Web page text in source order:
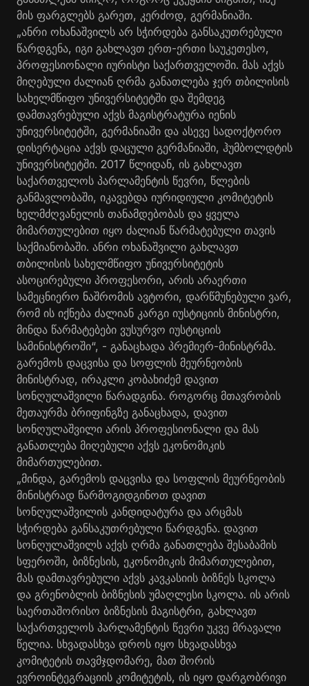
მის ფარგლებს გარეთ, კერძოდ, გერმანიაში.
„ანრი ოხანაშვილს არ სჭირდება განსაკუთრებული
წარდგენა, იგი გახლავთ ერთ-ერთი საუკეთესო,
პროფესიონალი იურისტი საქართველოში. მას აქვს
მიღებული ძალიან ღრმა განათლება ჯერ თბილისის
სახელმწიფო უნივერსიტეტში და შემდეგ
დამთავრებული აქვს მაგისტრატურა იენის
უნივერსიტეტში, გერმანიაში და ასევე სადოქტორო
დისერტაცია აქვს დაცული გერმანიაში, ჰუმბოლდტის
უნივერსიტეტში. 2017 წლიდან, ის გახლავთ
საქართველოს პარლამენტის წევრი, წლების
განმავლობაში, იკავებდა იურიდიული კომიტეტის
ხელმძღვანელის თანამდებობას და ყველა
მიმართულებით იყო ძალიან წარმატებული თავის
საქმიანობაში. ანრი ოხანაშვილი გახლავთ
თბილისის სახელმწიფო უნივერსიტეტის
ასოცირებული პროფესორი, არის არაერთი
სამეცნიერო ნაშრომის ავტორი, დარწმუნებული ვარ,
რომ ის იქნება ძალიან კარგი იუსტიციის მინისტრი,
მინდა წარმატებები ვუსურვო იუსტიციის
სამინისტროში“, - განაცხადა პრემიერ-მინისტრმა.
გარემოს დაცვისა და სოფლის მეურნეობის
მინისტრად, ირაკლი კობახიძემ დავით
სონღულაშვილი წარადგინა. როგორც მთავრობის
მეთაურმა ბრიფინგზე განაცხადა, დავით
სონღულაშვილი არის პროფესიონალი და მას
განათლება მიღებული აქვს ეკონომიკის
მიმართულებით.
„მინდა, გარემოს დაცვისა და სოფლის მეურნეობის
მინისტრად წარმოგიდგინოთ დავით
სონღულაშვილის კანდიდატურა და არცმას
სჭირდება განსაკუთრებული წარდგენა. დავით
სონღულაშვილს აქვს ღრმა განათლება შესაბამის
სფეროში, ბიზნესის, ეკონომიკის მიმართულებით,
მას დამთავრებული აქვს კავკასიის ბიზნეს სკოლა
და გრენობლის ბიზნესის უმაღლესი სკოლა. ის არის
საერთაშორისო ბიზნესის მაგისტრი, გახლავთ
საქართველოს პარლამენტის წევრი უკვე მრავალი
წელია. სხვადასხვა დროს იყო სხვადასხვა
კომიტეტის თავმჯდომარე, მათ შორის
ევროინტეგრაციის კომიტეტის, ის იყო დარგობრივი